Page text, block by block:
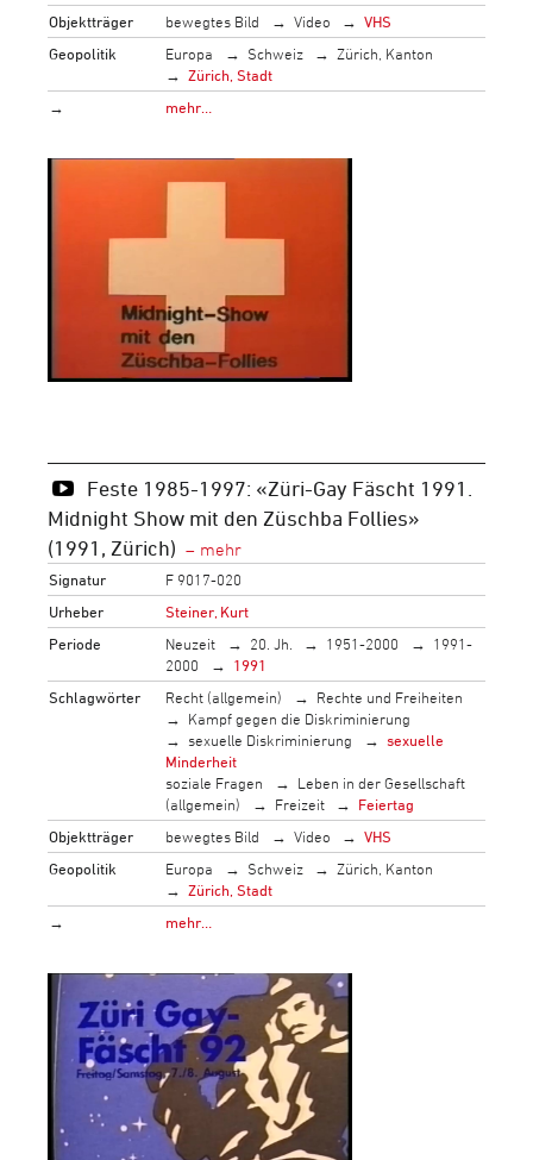
Objektträger
bewegtes Bild Video
VHS
Geopolitik
Europa Schweiz
Zürich, Kanton
Zürich, Stadt
→
mehr…
Feste 1985-1997: «Züri-Gay Fäscht 1991.
Midnight Show mit den Züschba Follies»
(1991, Zürich)
Signatur
F 9017-020
Urheber
Steiner, Kurt
Periode
Neuzeit 20. Jh. 1951-2000
1991-
2000
1991
Schlagwörter
Recht (allgemein)
Rechte und Freiheiten
Kampf gegen die Diskriminierung
sexuelle Diskriminierung
sexuelle
Minderheit
soziale Fragen
Leben in der Gesellschaft
(allgemein)
Freizeit
Feiertag
Objektträger
bewegtes Bild Video
VHS
Geopolitik
Europa Schweiz
Zürich, Kanton
Zürich, Stadt
→
mehr…